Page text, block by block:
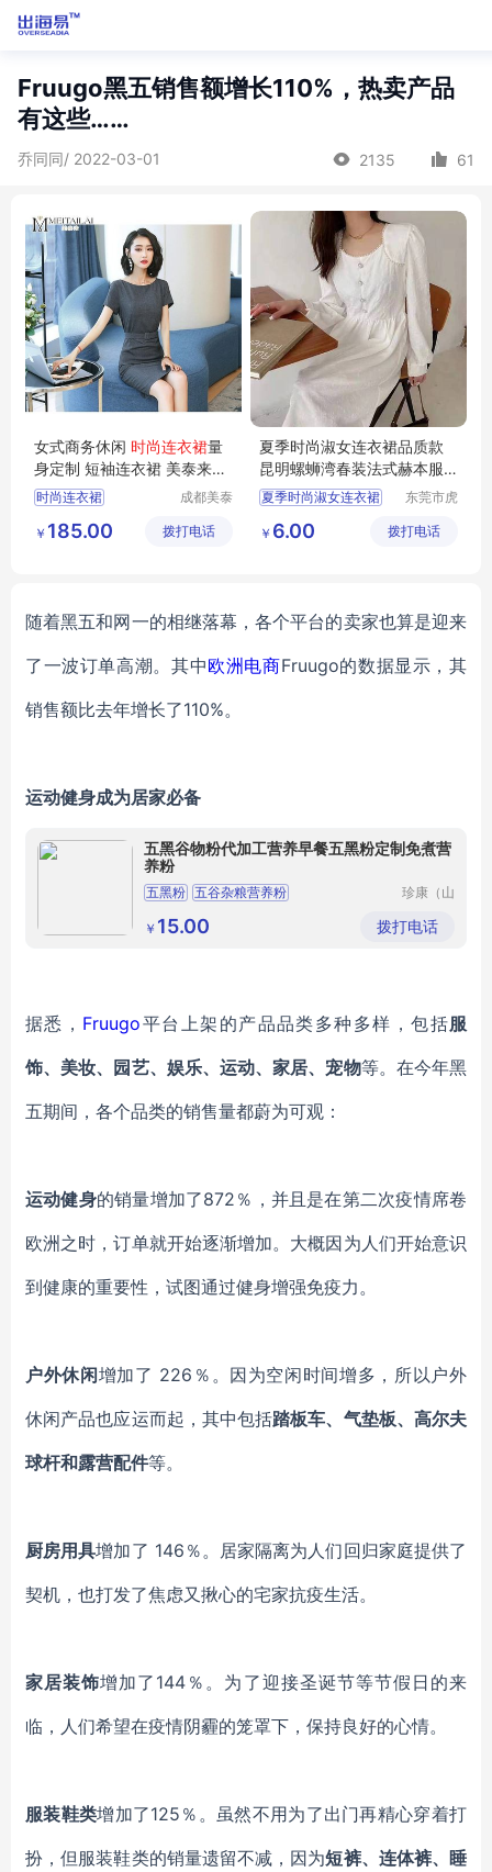
Fruugo黑五销售额增长110%，热卖产品
有这些……
乔同同/ 2022-03-01 2135 61
女式商务休闲 时尚连衣裙量
身定制 短袖连衣裙 美泰来服
饰.四川成都职业服装 定制生
产厂家 春夏时尚
时尚连衣裙
女式商务休闲
成都美泰
限公司
￥ 185.00 拨打电话
夏季时尚淑女连衣裙品质款
昆明螺蛳湾春装法式赫本服
装店衬衫直播货源
夏季时尚淑女连衣裙
昆明直播连衣裙
东莞市虎
饰经营部
￥ 6.00 拨打电话
随着黑五和网一的相继落幕，各个平台的卖家也算是迎来
了一波订单高潮。其中欧洲电商Fruugo的数据显示，其
销售额比去年增长了110%。
运动健身成为居家必备
五黑谷物粉代加工营养早餐五黑粉定制免煮营
养粉
五黑粉 五谷杂粮营养粉
珍康（山
科技有限
公司
￥ 15.00 拨打电话
据悉， Fruugo平台上架的产品品类多种多样，包括服
饰、美妆、园艺、娱乐、运动、家居、宠物等。在今年黑
五期间，各个品类的销售量都蔚为可观：
运动健身的销量增加了872％，并且是在第二次疫情席卷
欧洲之时，订单就开始逐渐增加。大概因为人们开始意识
到健康的重要性，试图通过健身增强免疫力。
户外休闲增加了 226％。因为空闲时间增多，所以户外
休闲产品也应运而起，其中包括踏板车、气垫板、高尔夫
球杆和露营配件等。
厨房用具增加了 146％。居家隔离为人们回归家庭提供了
契机， 也打发了焦虑又揪心的宅家抗疫生活。
家居装饰增加了144％。为了迎接圣诞节等节假日的来
临，人们希望在疫情阴霾的笼罩下，保持良好的心情。
服装鞋类增加了125％。虽然不用为了出门再精心穿着打
扮，但服装鞋类的销量遗留不减，因为短裤、连体裤、睡